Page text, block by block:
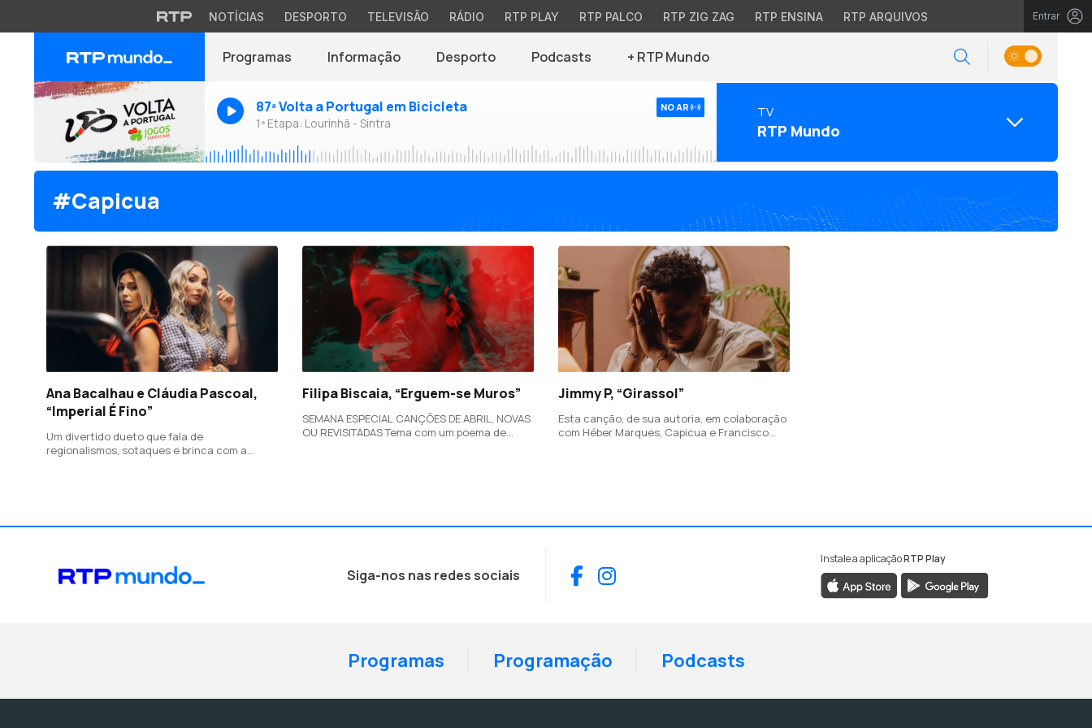
NOTÍCIAS DESPORTO TELEVISÃO RÁDIO RTP PLAY RTP PALCO RTP ZIG ZAG RTP ENSINA RTP ARQUIVOS Entrar
Programas Informação Desporto Podcasts + RTP Mundo
87ª Volta a Portugal em Bicicleta
1ª Etapa: Lourinhã - Sintra
NO AR TV
RTP Mundo
#Capicua
Ana Bacalhau e Cláudia Pascoal,
“Imperial É Fino”
Um divertido dueto que fala de
regionalismos, sotaques e brinca com a
Filipa Biscaia, “Erguem-se Muros”
SEMANA ESPECIAL CANÇÕES DE ABRIL, NOVAS
OU REVISITADAS Tema com um poema de
Jimmy P, “Girassol”
Esta canção, de sua autoria, em colaboração
com Héber Marques, Capicua e Francisco
Siga-nos nas redes sociais Facebook
Instagram
Instale a aplicaçãoRTP Play
Programas Programação Podcasts